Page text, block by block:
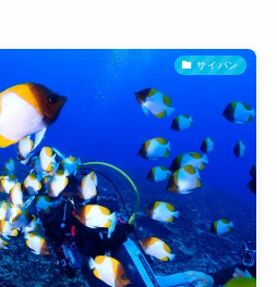
サイパン